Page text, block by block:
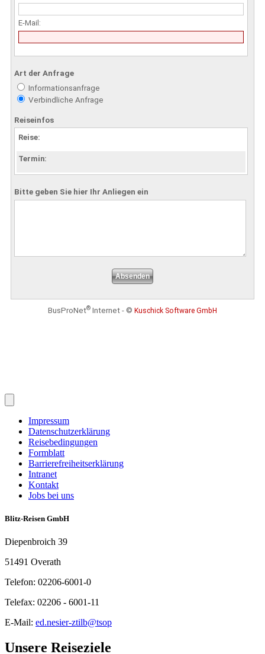
Impressum
Datenschutzerklärung
Reisebedingungen
Formblatt
Barrierefreiheitserklärung
Intranet
Kontakt
Jobs bei uns
Blitz-Reisen GmbH
Diepenbroich 39
51491 Overath
Telefon: 02206-6001-0
Telefax: 02206 - 6001-11
E-Mail: ed.nesier-ztilb@tsop
Unsere Reiseziele